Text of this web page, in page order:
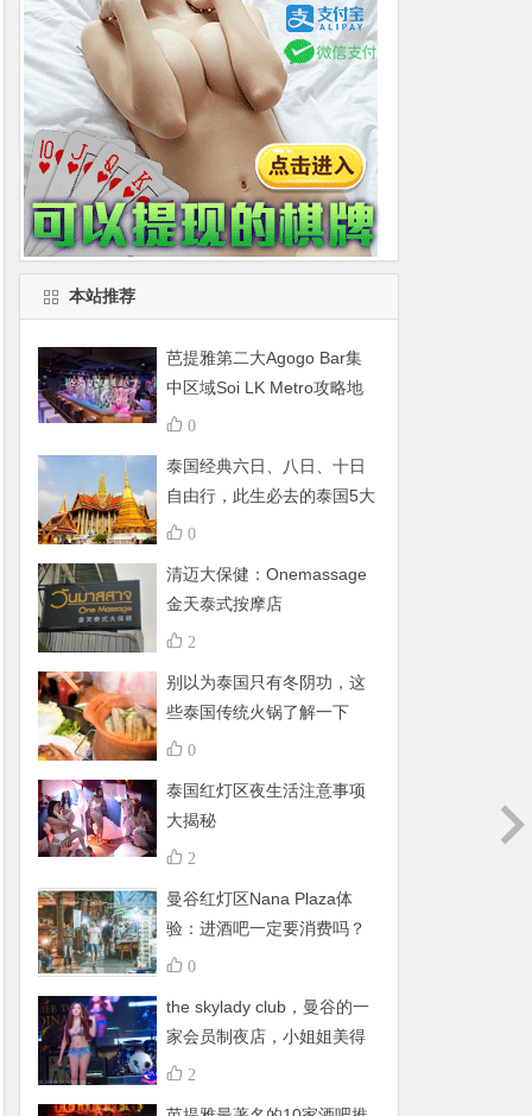
本站推荐
芭提雅第二大Agogo Bar集
中区域Soi LK Metro攻略地
图 0
泰国经典六日、八日、十日
自由行，此生必去的泰国5大
景点
0
清迈大保健：Onemassage
金天泰式按摩店
2
别以为泰国只有冬阴功，这
些泰国传统火锅了解一下
0
泰国红灯区夜生活注意事项
大揭秘
2
曼谷红灯区Nana Plaza体
验：进酒吧一定要消费吗？
有什么禁忌呢？
0
the skylady club，曼谷的一
家会员制夜店，小姐姐美得
不得了，组团更嗨
2